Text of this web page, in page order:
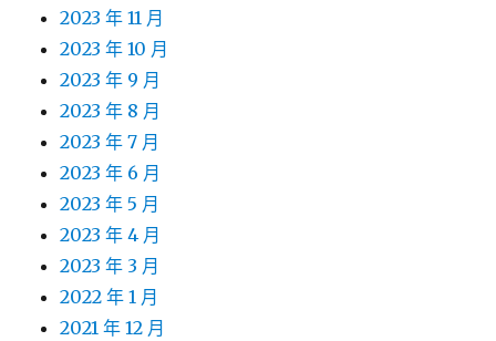
2023 年 11 月
2023 年 10 月
2023 年 9 月
2023 年 8 月
2023 年 7 月
2023 年 6 月
2023 年 5 月
2023 年 4 月
2023 年 3 月
2022 年 1 月
2021 年 12 月